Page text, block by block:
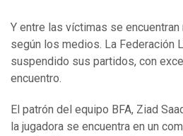
Y entre las víctimas se
según los medios. La Federación
suspendido sus partidos, con
encuentro.
El patrón del equipo BFA, Ziad
la jugadora se encuentra en un